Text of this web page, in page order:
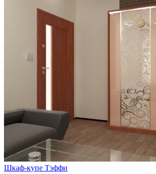
Шкаф-купе Тэффи